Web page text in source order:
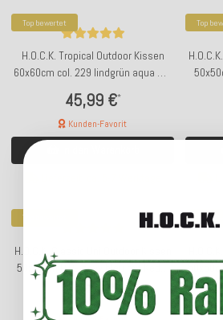
Top bewertet
H.O.C.K. Tropical Outdoor Kissen
60x60cm col. 229 lindgrün aqua mit
45,99 €*
Kunden-Favorit
Top
Top bewertet
H.O.C.K. Classic Uni Outdoor Kissen
50x50cm PIPE navy blau mit Keder
türkis
30,99 €*
Top